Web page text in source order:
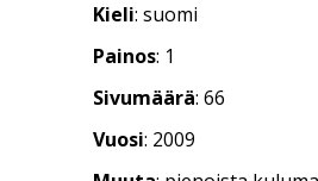
Kieli: suomi
Painos: 1
Sivumäärä: 66
Vuosi: 2009